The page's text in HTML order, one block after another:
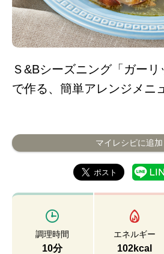
Ｓ&Bシーズニング「ガーリ
で作る、簡単アレンジメニ
マイレシピに追加
調理時間
10分
エネルギー
102kcal